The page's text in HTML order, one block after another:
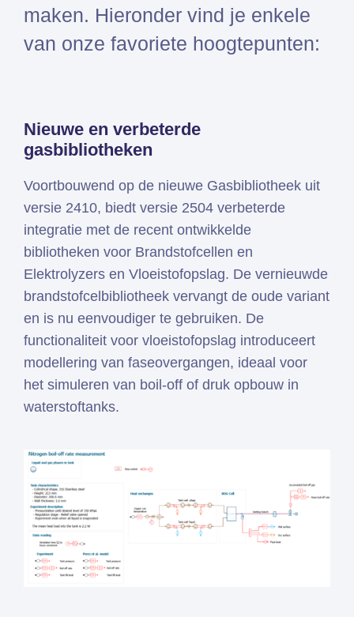
HEEDS
Verifier
SimSolid
PhysicsAI
Femto is Expert Partner van
Siemens
maken. Hieronder vind je enkele
van onze favoriete hoogtepunten:
Nieuwe en verbeterde
gasbibliotheken
Voortbouwend op de nieuwe Gasbibliotheek uit
versie 2410, biedt versie 2504 verbeterde
integratie met de recent ontwikkelde
bibliotheken voor Brandstofcellen en
Elektrolyzers en Vloeistofopslag. De vernieuwde
brandstofcelbibliotheek vervangt de oude variant
en is nu eenvoudiger te gebruiken. De
functionaliteit voor vloeistofopslag introduceert
modellering van faseovergangen, ideaal voor
het simuleren van boil-off of druk opbouw in
waterstoftanks.